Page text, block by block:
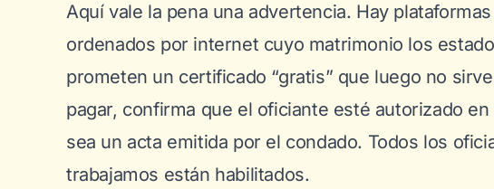
Aquí vale la pena una advertencia. Hay
ordenados por internet cuyo matrimonio los
prometen un certificado “gratis” que luego no
pagar, confirma que el oficiante esté autorizado
sea un acta emitida por el condado. Todos los
trabajamos están habilitados.